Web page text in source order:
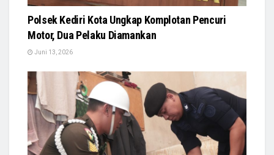
Polsek Kediri Kota Ungkap Komplotan Pencuri
Motor, Dua Pelaku Diamankan
Juni 13, 2026